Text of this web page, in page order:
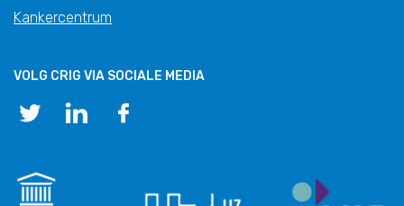
Kankercentrum
VOLG CRIG VIA SOCIALE MEDIA